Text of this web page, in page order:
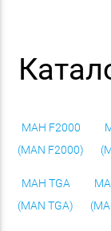
МАН F2000
(MAN F2000)
МАН TGA
(MAN TGA)